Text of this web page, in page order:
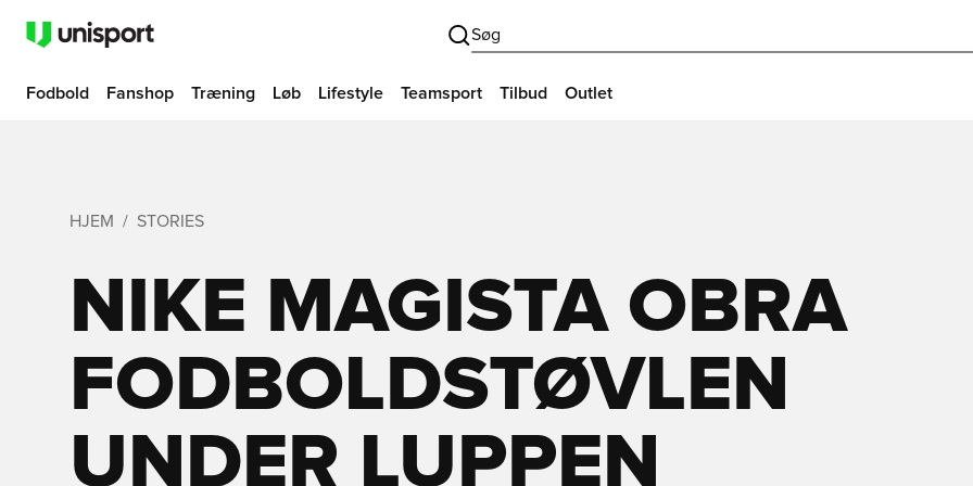
Søg
Fodbold Fanshop Træning Løb Lifestyle Teamsport Tilbud Outlet
HJEM STORIES
NIKE MAGISTA OBRA
FODBOLDSTØVLEN
UNDER LUPPEN